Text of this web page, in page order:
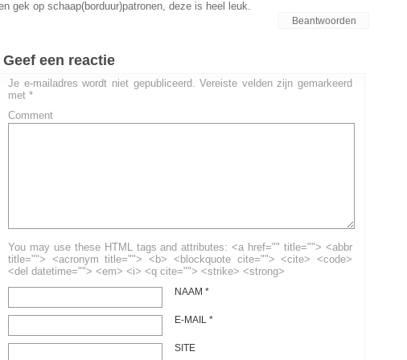
gek op schaap(borduur)patronen, deze is heel leuk.
Beantwoorden
Geef een reactie
Je e-mailadres wordt niet gepubliceerd. Vereiste velden zijn gemarkeerd
met *
Comment
You may use these HTML tags and attributes: <a href="" title=""> <abbr
title=""> <acronym title=""> <b> <blockquote cite=""> <cite> <code>
<del datetime=""> <em> <i> <q cite=""> <strike> <strong>
NAAM *
E-MAIL *
SITE